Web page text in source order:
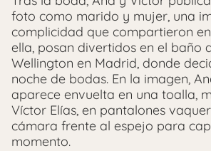
foto como marido y mujer, una
complicidad que compartieron
ella, posan divertidos en el baño
Wellington en Madrid, donde
noche de bodas. En la imagen,
aparece envuelta en una toalla,
Víctor Elías, en pantalones
cámara frente al espejo para
momento.